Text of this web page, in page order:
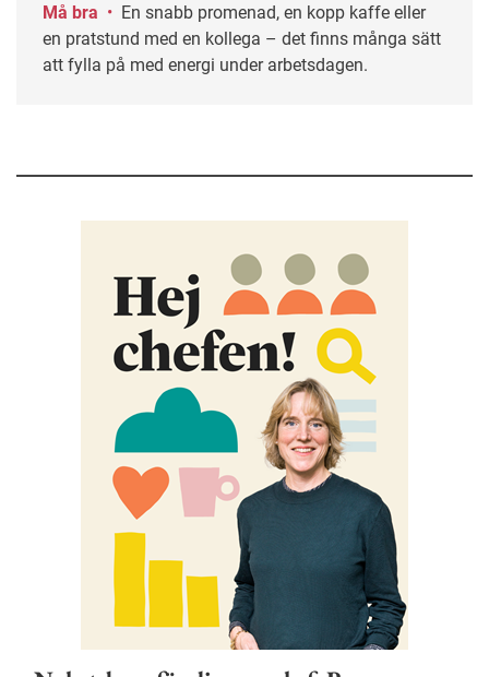
Må bra •
en pratstund med en kollega – det finns många sätt
att fylla på med energi under arbetsdagen.